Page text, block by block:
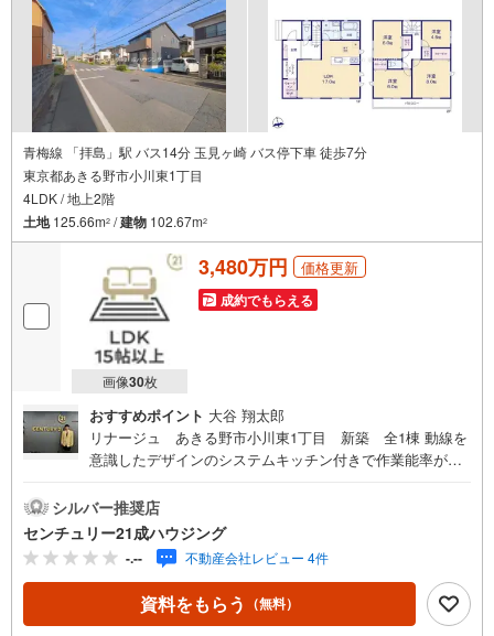
青梅線 「拝島」駅 バス14分 玉見ヶ崎 バス停下車 徒歩7分
東京都あきる野市小川東1丁目
4LDK / 地上2階
土地125.66m2 /建物 102.67m2
画像30枚
3,480万円 価格更新
成約でもらえる
おすすめポイント 大谷 翔太郎
リナージュ あきる野市小川東1丁目 新築 全1棟 動線を
意識したデザインのシステムキッチン付きで作業能率が上
スタートできます。 魅力が満載の素敵な4LDK物件の情報
をご用意しています。 住み良い環境が整っているあきる野
市で新生活を始めるのであれば、 当社で不動産探しを行っ
てください。 まずはお問い合わせからお待ちしております
（^o^） センチュリー21成ハウジングでは、武蔵村山市を
はじめ、立川市・昭島市・東大和市・瑞穂町・羽村市・あ
シルバー推奨店
センチュリー21成ハウジング
-.-- 不動産会社レビュー 4件
資料をもらう （無料）